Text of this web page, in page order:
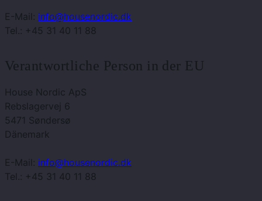
E-Mail: info@housenordic.dk
Tel.: +45 31 40 11 88
Verantwortliche Person in der EU
House Nordic ApS
Rebslagervej 6
5471 Søndersø
Dänemark
E-Mail: info@housenordic.dk
Tel.: +45 31 40 11 88